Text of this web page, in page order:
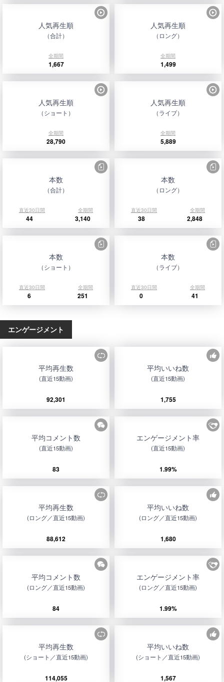
人気再生順
（合計）
全期間
1,667
人気再生順
（ロング）
全期間
1,499
人気再生順
（ショート）
全期間
28,790
人気再生順
（ライブ）
全期間
5,889
本数
（合計）
直近30日間 全期間
44 3,140
本数
（ロング）
直近30日間 全期間
38 2,848
本数
（ショート）
直近30日間 全期間
6 251
本数
（ライブ）
直近30日間 全期間
0 41
エンゲージメント
平均再生数
(直近15動画)
92,301
平均いいね数
(直近15動画)
1,755
平均コメント数
(直近15動画)
83
エンゲージメント率
(直近15動画)
1.99%
平均再生数
(ロング／直近15動画)
88,612
平均いいね数
(ロング／直近15動画)
1,680
平均コメント数
(ロング／直近15動画)
84
エンゲージメント率
(ロング／直近15動画)
1.99%
平均再生数
(ショート／直近15動画)
114,055
平均いいね数
(ショート／直近15動画)
1,567